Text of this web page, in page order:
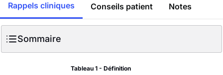
Rappels cliniques Conseils patient Notes
Sommaire
Tableau 1 - Définition